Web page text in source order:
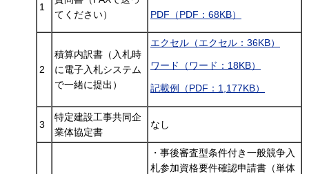
1
てください）
PDF（PDF：68KB）
2
積算内訳書（入札時
に電子入札システム
で一緒に提出）
エクセル（エクセル：36KB）
ワード（ワード：18KB）
記載例（PDF：1,177KB）
3
特定建設工事共同企
業体協定書
なし
・事後審査型条件付き一般競争入
札参加資格要件確認申請書（単体